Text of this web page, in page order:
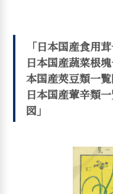
「日本国産食用
日本国産蔬菜根
本国産莢豆類一
日本国産葷辛類
図」